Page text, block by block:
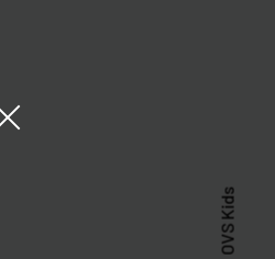
OVS Kids